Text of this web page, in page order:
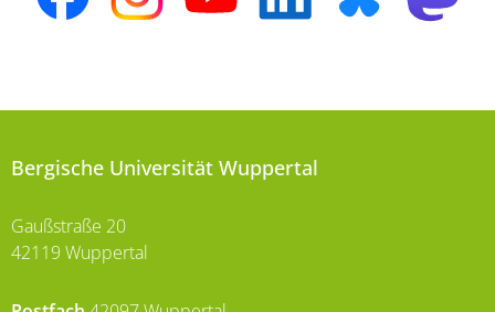
Bergische Universität Wuppertal
Gaußstraße 20
42119 Wuppertal